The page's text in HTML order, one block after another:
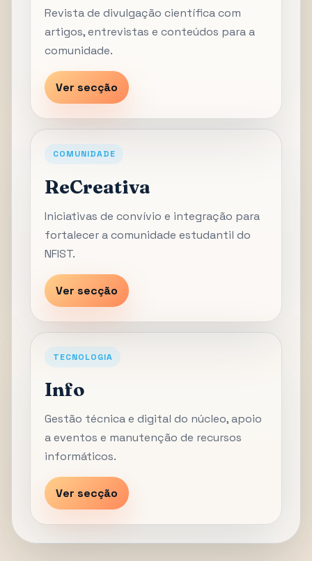
Revista de divulgação científica com
artigos, entrevistas e conteúdos para a
comunidade.
Ver secção
COMUNIDADE
ReCreativa
Iniciativas de convívio e integração para
fortalecer a comunidade estudantil do
NFIST.
Ver secção
TECNOLOGIA
Info
Gestão técnica e digital do núcleo, apoio
a eventos e manutenção de recursos
informáticos.
Ver secção